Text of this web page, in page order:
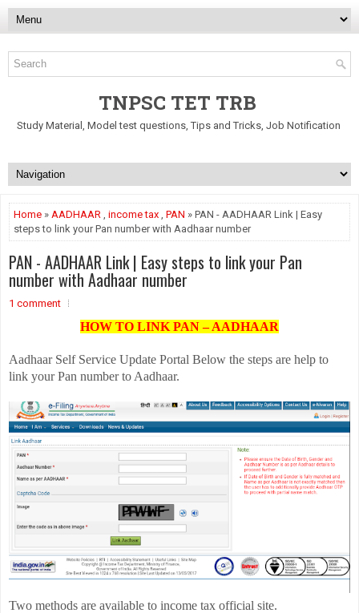
TNPSC TET TRB
Study Material, Model test questions, Tips and Tricks, Job Notification
Home » AADHAAR , income tax , PAN » PAN - AADHAAR Link | Easy
steps to link your Pan number with Aadhaar number
PAN - AADHAAR Link | Easy steps to link your Pan
number with Aadhaar number
1 comment
HOW TO LINK PAN – AADHAAR
Aadhaar Self Service Update Portal Below the steps are help to
link your Pan number to Aadhaar.
Two methods are available to income tax official site.